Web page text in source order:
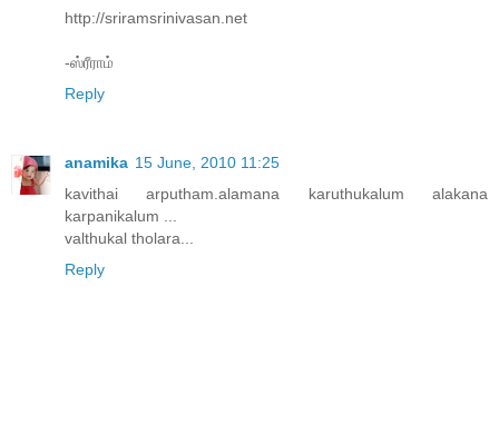
http://sriramsrinivasan.net
-ஸ்ரீராம்
Reply
anamika 15 June, 2010 11:25
kavithai arputham.alamana karuthukalum alakana
karpanikalum ...
valthukal tholara...
Reply